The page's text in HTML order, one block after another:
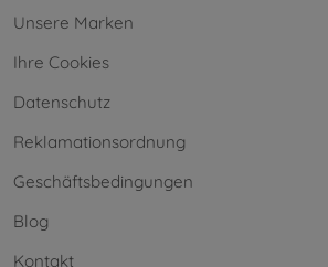
Unsere Marken
Ihre Cookies
Datenschutz
Reklamationsordnung
Geschäftsbedingungen
Blog
Kontakt